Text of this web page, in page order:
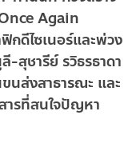
Again
กดีไซเนอร์และพ่วง
สุชารีย์ รวิธรธาดา
นส่งสาธารณะ และ
รที่สนใจปัญหา